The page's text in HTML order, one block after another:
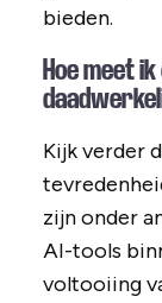
bieden.
Hoe meet
Kijk verder
zijn onder
AI-tools
voltooiing